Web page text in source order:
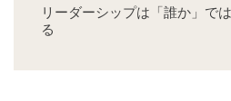
リーダーシップは「誰か」で
る